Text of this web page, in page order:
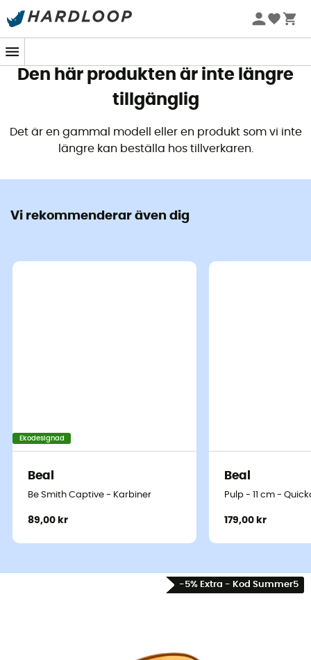
Sommarerbjudanden 🔥 -5 % EXTRA vid köp av 2 produkter*
Den här produkten är inte längre
tillgänglig
Det är en gammal modell eller en produkt som vi inte
längre kan beställa hos tillverkaren.
Vi rekommenderar även dig
Ekodesignad
Beal
Be Smith Captive - Karbiner
89,00 kr
Beal
Pulp - 11 cm -
179,00 kr
-5% Extra - Kod Summer5